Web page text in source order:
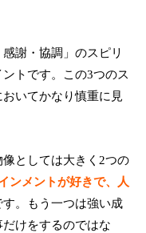
謝・協調」のスピリ
トです。この3つのス
いてかなり慎重に見
としては大きく2つの
ンメントが好きで、人
す。もう一つは強い成
けをするのではな